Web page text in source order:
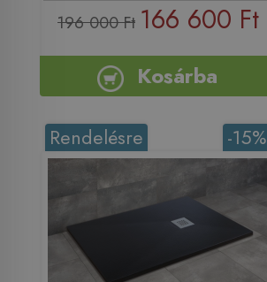
196 000 Ft 166 600 Ft
Kosárba
-15%
Rendelésre